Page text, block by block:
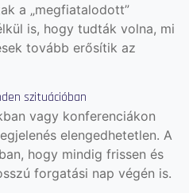
a „megfiatalodott”
is, hogy tudták volna, mi
tovább erősítik az
szituációban
vagy konferenciákon
elengedhetetlen. A
hogy mindig frissen és
forgatási nap végén is.